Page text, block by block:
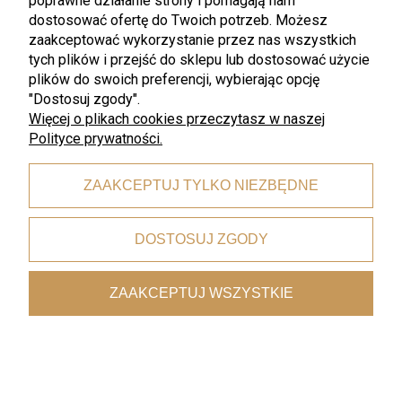
do serwowania 28,5 cm 1500 ml
miseczka 13 cm. 200 ml. MIJ
dostosować ofertę do Twoich potrzeb. Możesz
zaakceptować wykorzystanie przez nas wszystkich
tych plików i przejść do sklepu lub dostosować użycie
plików do swoich preferencji, wybierając opcję
"Dostosuj zgody".
Więcej o plikach cookies przeczytasz w naszej
Polityce prywatności.
ZAAKCEPTUJ TYLKO NIEZBĘDNE
DOSTOSUJ ZGODY
ZAAKCEPTUJ WSZYSTKIE